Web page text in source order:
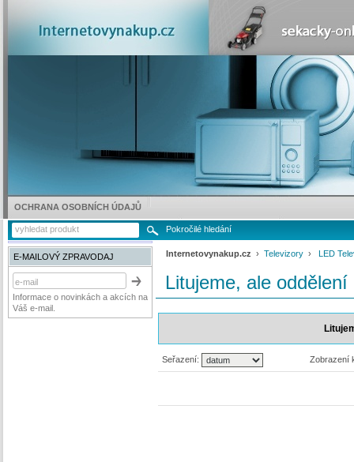
Internetovynakup.cz › Televizory › LED
Litujeme, ale oddělení
Seřazení: Zobrazení
E-MAILOVÝ ZPRAVODAJ
Informace o novinkách a akcích na
Váš e-mail.
Pokročilé hledání
OCHRANA OSOBNÍCH ÚDAJŮ